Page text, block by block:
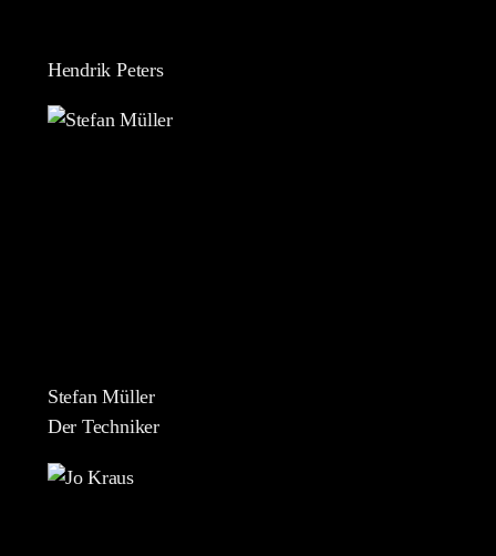
Hendrik Peters
Stefan Müller
Der Techniker